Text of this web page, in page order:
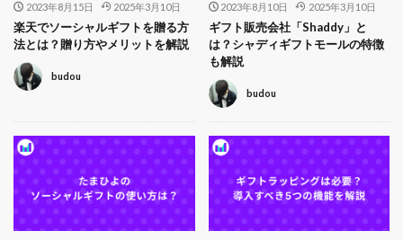
2023年8月15日 2025年3月10日
楽天でソーシャルギフトを贈る方
法とは？贈り方やメリットを解説
budou
2023年8月10日 2025年3月10日
ギフト販売会社「Shaddy」と
は？シャディギフトモールの特徴
も解説
budou